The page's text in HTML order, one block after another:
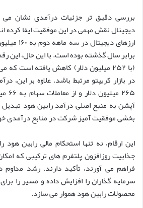
بررسی دقیق تر جزئیات درآمدی نشان می
دیجیتال نقش مهمی در این موفقیت ایفا کرده
ارزهای
برابر سال گذشته بوده است. با این حال،
(با ۲۵۲ میلیون دلار) کاهش یافته است
در بازار کریپتو مرتبط باشد. علاوه بر این،
آپشن به منبع اصلی درآمد رابین هود
بخشی موفقیت آمیز شرکت در منابع درآمدی
این ارقام، نه تنها استحکام مالی رابین هود
جذابیت روزافزون پلتفرم های ترکیبی که امکان
فراهم می آورند، تأکید دارند. رشد مداوم
سرمایه گذاران را افزایش داده و مسیر را
محصولات رابین هود هموار می سازد.